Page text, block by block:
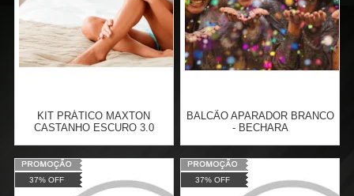
KIT PRÁTICO MAXTON
CASTANHO ESCURO 3.0
Varejo:
Atacado: R$ 2.550,90 (Apenas
BALCÃO APARADOR BRANCO
- BECHARA
Varejo:
Atacado: R$ 2.550,90 (Apenas
37% OFF 37% OFF